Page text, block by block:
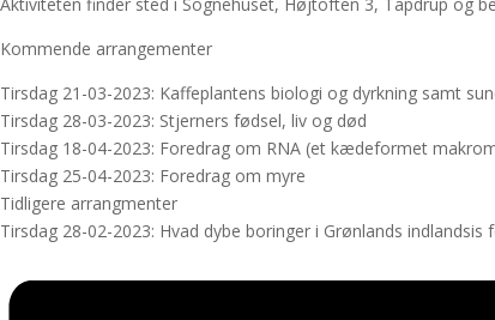
Kommende arrangementer
Tirsdag 21-03-2023: Kaffeplantens biologi og dyrkning samt
Tirsdag 28-03-2023: Stjerners fødsel, liv og død
Tirsdag 18-04-2023: Foredrag om RNA (et kædeformet
Tirsdag 25-04-2023: Foredrag om myre
Tidligere arrangmenter
Tirsdag 28-02-2023: Hvad dybe boringer i Grønlands